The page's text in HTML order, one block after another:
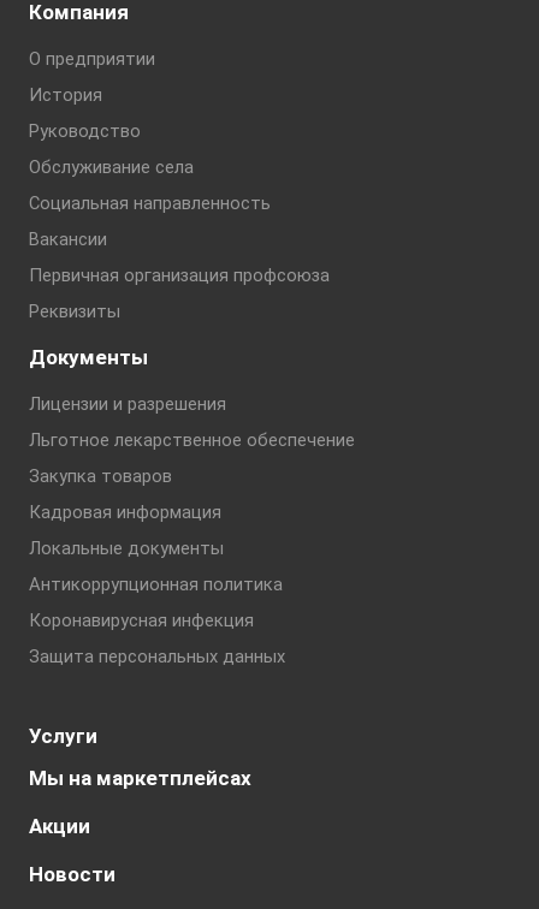
Компания
О предприятии
История
Руководство
Обслуживание села
Социальная направленность
Вакансии
Первичная организация профсоюза
Реквизиты
Документы
Лицензии и разрешения
Льготное лекарственное обеспечение
Закупка товаров
Кадровая информация
Локальные документы
Антикоррупционная политика
Коронавирусная инфекция
Защита персональных данных
Услуги
Мы на маркетплейсах
Акции
Новости